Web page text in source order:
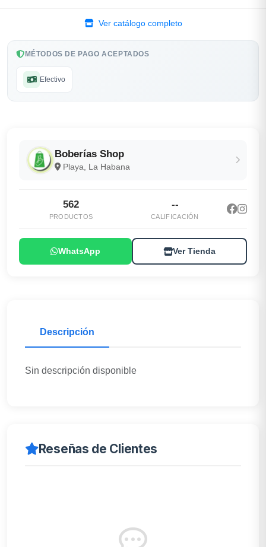
Ver catálogo completo
MÉTODOS DE PAGO ACEPTADOS
Efectivo
Boberías Shop
Playa, La Habana
562
PRODUCTOS
--
CALIFICACIÓN
WhatsApp Ver Tienda
Descripción
Sin descripción disponible
Reseñas de Clientes